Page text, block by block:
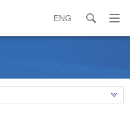
ENG search
打
開